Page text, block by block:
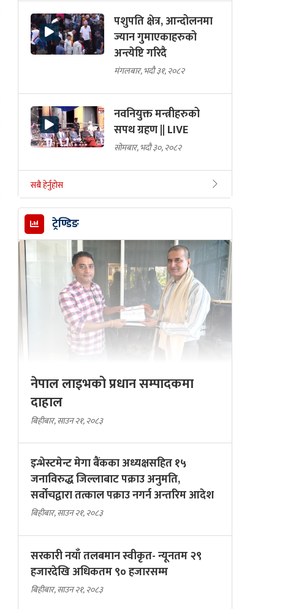
पशुपति क्षेत्र, आन्दोलनमा
ज्यान गुमाएकाहरुको
अन्त्येष्टि गरिदै
मंगलबार, भदौ ३१, २०८२
नवनियुक्त मन्त्रीहरुको
सपथ ग्रहण || LIVE
सोमबार, भदौ ३०, २०८२
सबै हेर्नुहोस
ट्रेण्डिङ
नेपाल लाइभको प्रधान सम्पादकमा
दाहाल
बिहीबार, साउन २१, २०८३
इन्भेस्टमेन्ट मेगा बैंकका अध्यक्षसहित १५
जनाविरुद्ध जिल्लाबाट पक्राउ अनुमति,
सर्वोचद्वारा तत्काल पक्राउ नगर्न अन्तरिम आदेश
बिहीबार, साउन २१, २०८३
सरकारी नयाँ तलबमान स्वीकृत- न्यूनतम २९
हजारदेखि अधिकतम ९० हजारसम्म
बिहीबार, साउन २१, २०८३